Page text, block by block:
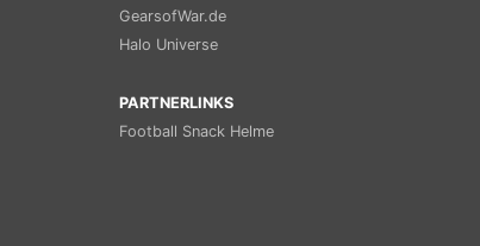
GearsofWar.de
Halo Universe
PARTNERLINKS
Football Snack Helme